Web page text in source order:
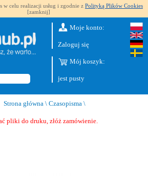
celu realizacji usług i zgodnie z Polityką Plików Cookies
[zamknij]
Moje konto:
Zaloguj się
Mój koszyk:
jest pusty
Strona główna \ Czasopisma \
pliki do druku, złóż zamówienie.